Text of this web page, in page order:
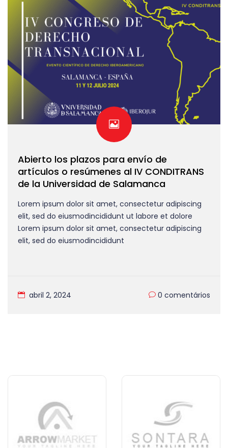
V FUTURELAW PORTO tem call for papers
aberto até 5 de janeiro 2024
Futuro do Direito (V FUTURELAW) decorrerá, como em
todas as suas anteriores edições, na anfitriã e invicta
Cidade do Porto, em Portugal, nos dias 2 e 3 de
fevereiro de 2024.
setembro 17, 2023 0 comentários